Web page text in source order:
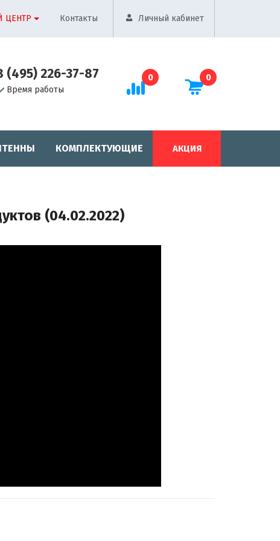
ЦЕНТР Контакты Личный кабинет
(495) 226-37-87
Время работы
0 0
КОМПЛЕКТУЮЩИЕ АКЦИЯ
(04.02.2022)